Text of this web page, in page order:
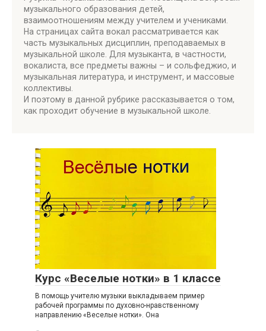
музыкального образования детей,
взаимоотношениям между учителем и учениками.
На страницах сайта вокал рассматривается как
часть музыкальных дисциплин, преподаваемых в
музыкальной школе. Для музыканта, в частности,
вокалиста, все предметы важны – и сольфеджио, и
музыкальная литература, и инструмент, и массовые
коллективы.
И поэтому в данной рубрике рассказывается о том,
как проходит обучение в музыкальной школе.
Курс «Веселые нотки» в 1 классе
В помощь учителю музыки выкладываем пример
рабочей программы по духовно-нравственному
направлению «Веселые нотки». Она